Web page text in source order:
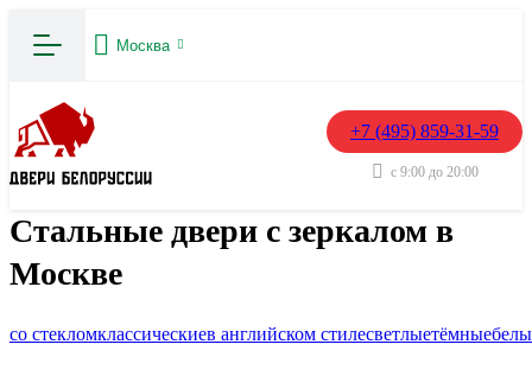
Москва
+7 (495) 859-31-59
с 9:00 до 20:00
Стальные двери с зеркалом в
Москве
со стекломклассическиев английском стилесветлыетёмные